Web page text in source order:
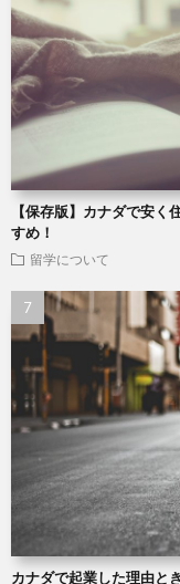
【保存版】カナダで安
すめ！
留学について
カナダで起業した理由と